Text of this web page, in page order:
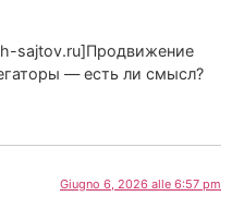
sajtov.ru]Продвижение
— есть ли смысл?
Giugno 6, 2026 alle 6:57 pm